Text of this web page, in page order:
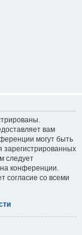
вам
могут быть
зарегистрированных
следует
конференции.
согласие со всеми